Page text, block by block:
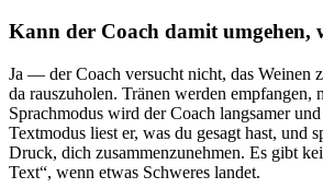
Kann der Coach damit umgehen,
Ja — der Coach versucht nicht, das Weinen
da rauszuholen. Tränen werden empfangen,
Sprachmodus wird der Coach langsamer
Textmodus liest er, was du gesagt hast, und
Druck, dich zusammenzunehmen. Es gibt
Text“, wenn etwas Schweres landet.